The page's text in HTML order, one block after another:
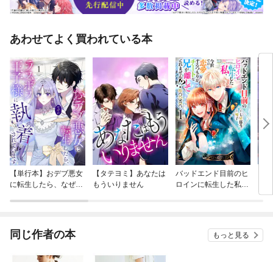
ち手の長いトート内ぶたつきトート縦長トート横長トートショルダーバッ
グ（大・小）カゴトートミニトートポシェット巾着バッグ（大・小）メッ
ーチティッシュBOX ケースこの本で使用した帆布作品を作りはじめる前に
たつきトートの作り方留め具のつけ方色合わせのアドバイスHOW TO MA
KE
あわせてよく買われている本
【単行本】おデブ悪女
に転生したら、なぜか
【タテヨミ】あなたは
もういりません
バッドエンド目前のヒ
ロインに転生した私、
同じ作者の本 もっと見る